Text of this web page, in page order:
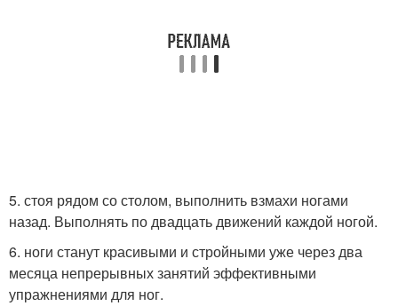
5. стоя рядом со столом, выполнить взмахи ногами
назад. Выполнять по двадцать движений каждой ногой.
6. ноги станут красивыми и стройными уже через два
месяца непрерывных занятий эффективными
упражнениями для ног.